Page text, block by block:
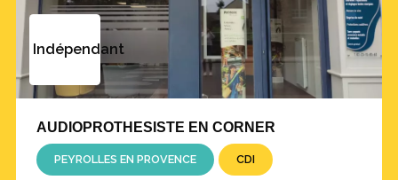
Indépendant
AUDIOPROTHESISTE EN CORNER
PEYROLLES EN PROVENCE CDI